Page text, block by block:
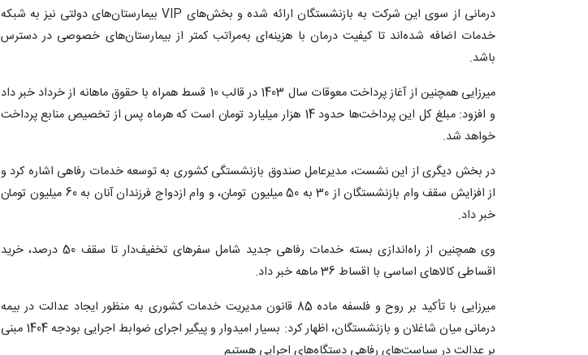
درمانی از سوی این شرکت به بازنشستگان ارائه شده و بخش‌های VIP بیمارستان‌های دولتی نیز به شبکه
خدمات اضافه شده‌اند تا کیفیت درمان با هزینه‌ای به‌مراتب کمتر از بیمارستان‌های خصوصی در دسترس
باشد.
میرزایی همچنین از آغاز پرداخت معوقات سال 1403 در قالب 10 قسط همراه با حقوق ماهانه از خرداد خبر داد
و افزود: مبلغ کل این پرداخت‌ها حدود 14 هزار میلیارد تومان است که هرماه پس از تخصیص منابع پرداخت
خواهد شد.
در بخش دیگری از این نشست، مدیرعامل صندوق بازنشستگی کشوری به توسعه خدمات رفاهی اشاره کرد و
از افزایش سقف وام بازنشستگان از 30 به 50 میلیون تومان، و وام ازدواج فرزندان آنان به 60 میلیون تومان
خبر داد.
وی همچنین از راه‌اندازی بسته خدمات رفاهی جدید شامل سفرهای تخفیف‌دار تا سقف 50 درصد، خرید
اقساطی کالاهای اساسی با اقساط 36 ماهه خبر داد.
میرزایی با تأکید بر روح و فلسفه ماده 85 قانون مدیریت خدمات کشوری به منظور ایجاد عدالت در بیمه
درمانی میان شاغلان و بازنشستگان، اظهار کرد: بسیار امیدوار و پیگیر اجرای ضوابط اجرایی بودجه 1404 مبنی